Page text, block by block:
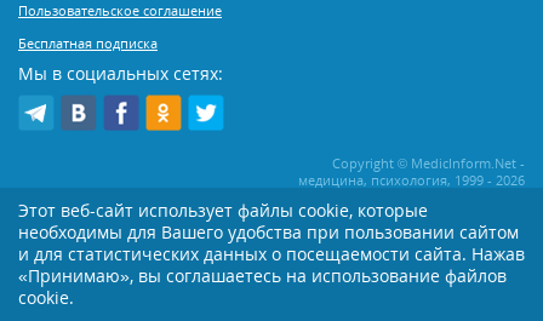
Пользовательское соглашение
Бесплатная подписка
Мы в социальных сетях:
Copyright © MedicInform.Net -
медицина, психология, 1999 - 2026
Копирование или иное распространение статей нашего сайта строго
воспрещается. Копирование раздела "Новости" допускается при наличии
активной открытой для поисковиков ссылки на MedicInform.Net
Материалы на сайте представлены в справочных целях. Редакция не всегда
Этот веб-сайт использует файлы cookie, которые
необходимы для Вашего удобства при пользовании сайтом
и для статистических данных о посещаемости сайта. Нажав
«Принимаю», вы соглашаетесь на использование файлов
cookie.